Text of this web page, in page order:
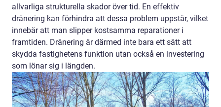
allvarliga strukturella skador över tid. En effektiv
dränering kan förhindra att dessa problem uppstår, vilket
innebär att man slipper kostsamma reparationer i
framtiden. Dränering är därmed inte bara ett sätt att
skydda fastighetens funktion utan också en investering
som lönar sig i längden.